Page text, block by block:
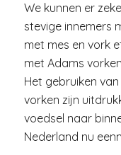
We kunnen er
stevige innemers
met mes en vork
met Adams
Het gebruiken
vorken zijn
voedsel naar
Nederland nu